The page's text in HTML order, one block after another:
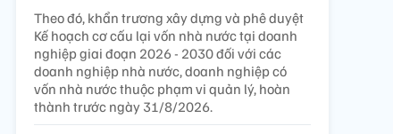
Theo đó, khẩn trương xây dựng và phê duyệt
Kế hoạch cơ cấu lại vốn nhà nước tại doanh
nghiệp giai đoạn 2026 - 2030 đối với các
doanh nghiệp nhà nước, doanh nghiệp có
vốn nhà nước thuộc phạm vi quản lý, hoàn
thành trước ngày 31/8/2026.